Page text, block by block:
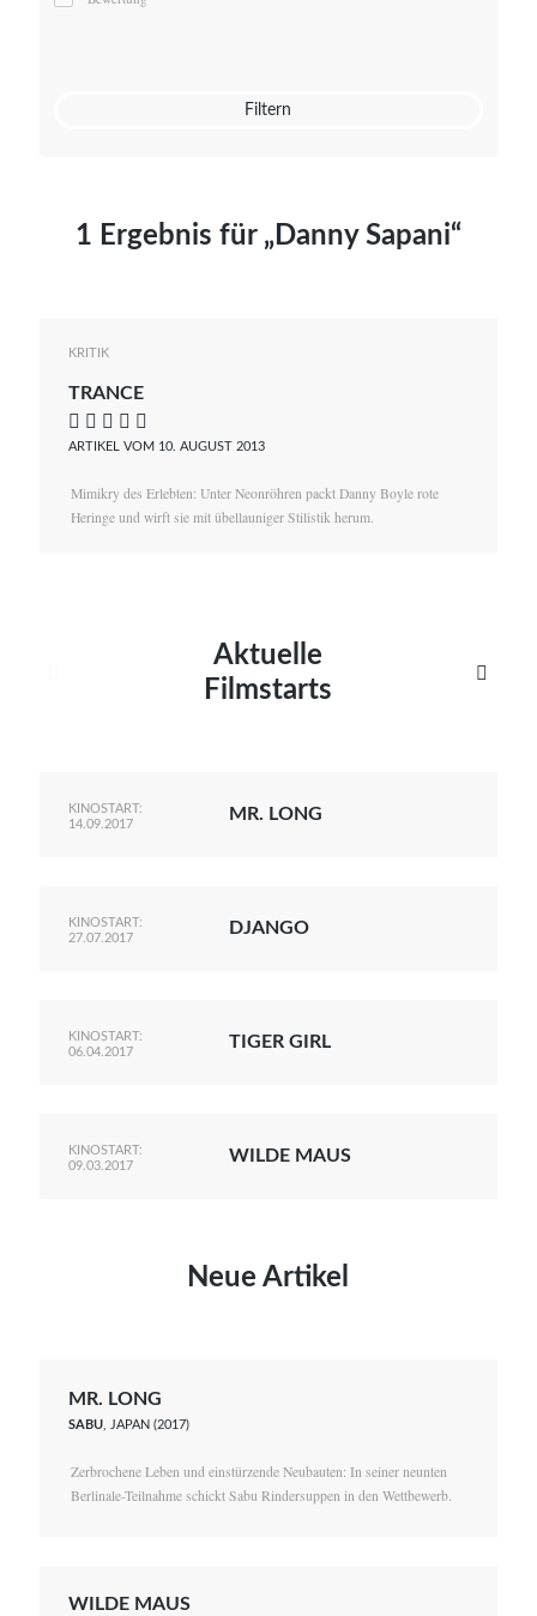
Mato von Vogelstein
Filtern
1 Ergebnis für „Danny Sapani“
KRITIK
TRANCE
    
ARTIKEL VOM 10. AUGUST 2013
Mimikry des Erlebten: Unter Neonröhren packt Danny Boyle rote
Heringe und wirft sie mit übellauniger Stilistik herum.
Aktuelle
Filmstarts

KINOSTART:
14.09.2017
MR. LONG
KINOSTART:
27.07.2017
DJANGO
KINOSTART:
06.04.2017
TIGER GIRL
KINOSTART:
09.03.2017
WILDE MAUS
Neue Artikel
MR. LONG
SABU, JAPAN (2017)
Zerbrochene Leben und einstürzende Neubauten: In seiner neunten
Berlinale-Teilnahme schickt Sabu Rindersuppen in den Wettbewerb.
WILDE MAUS